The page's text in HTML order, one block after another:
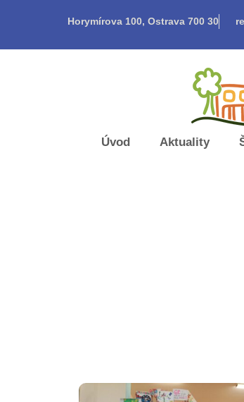
Horymírova 100, Ostrava 700 30
Úvod Aktuality